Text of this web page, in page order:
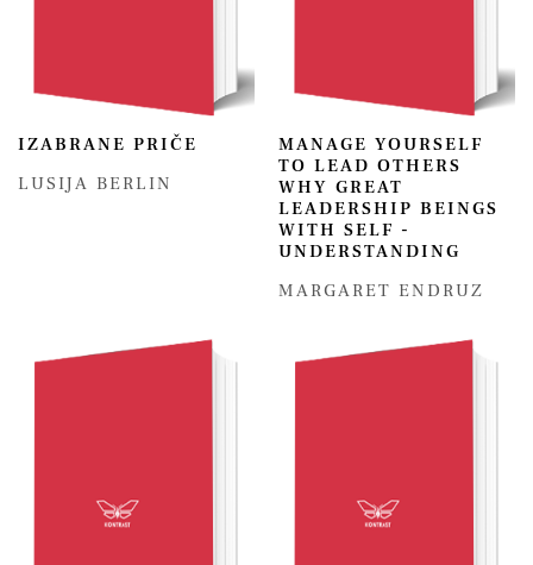
IZABRANE PRIČE
LUSIJA BERLIN
MANAGE YOURSELF
TO LEAD OTHERS
WHY GREAT
LEADERSHIP BEINGS
WITH SELF -
UNDERSTANDING
MARGARET ENDRUZ